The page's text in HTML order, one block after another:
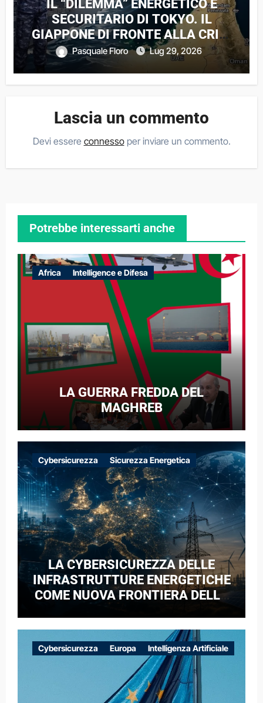
IL “DILEMMA” ENERGETICO E
SECURITARIO DI TOKYO. IL
GIAPPONE DI FRONTE ALLA CRISI
DI HORMUZ
Pasquale Floro Lug 29, 2026
Lascia un commento
Devi essere connessoper inviare un commento.
Potrebbe interessarti anche
Africa Intelligence e Difesa
LA GUERRA FREDDA DEL
MAGHREB
Cybersicurezza Sicurezza Energetica
LA CYBERSICUREZZA DELLE
INFRASTRUTTURE ENERGETICHE
COME NUOVA FRONTIERA DELLA
CASO DELLE RETI ELETTRICHE
EUROPEE NEL CONTESTO DELLA
GUERRA IBRIDA
Cybersicurezza Europa Intelligenza Artificiale